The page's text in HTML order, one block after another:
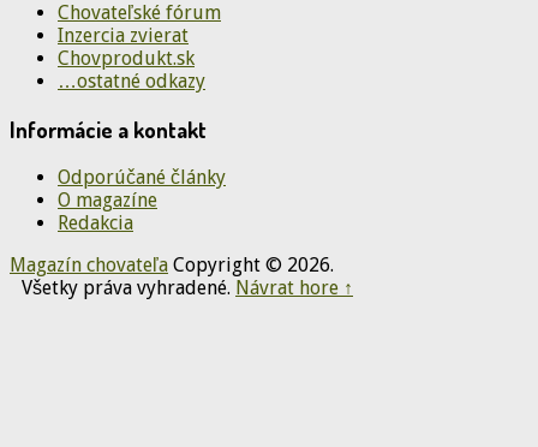
Chovateľské fórum
Inzercia zvierat
Chovprodukt.sk
…ostatné odkazy
Informácie a kontakt
Odporúčané články
O magazíne
Redakcia
Magazín chovateľa Copyright © 2026.
Všetky práva vyhradené. Návrat hore ↑